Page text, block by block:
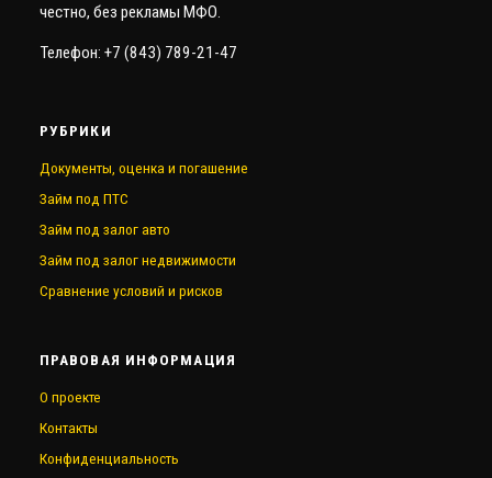
честно, без рекламы МФО.
Телефон: +7 (843) 789-21-47
РУБРИКИ
Документы, оценка и погашение
Займ под ПТС
Займ под залог авто
Займ под залог недвижимости
Сравнение условий и рисков
ПРАВОВАЯ ИНФОРМАЦИЯ
О проекте
Контакты
Конфиденциальность